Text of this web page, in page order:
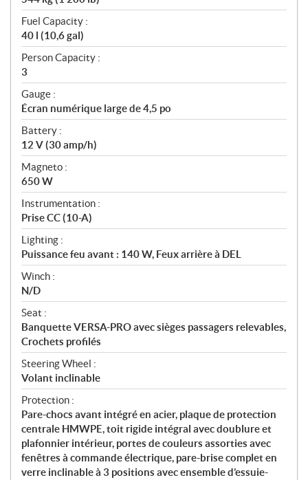
Fuel Capacity :
40 l (10,6 gal)
Person Capacity :
3
Gauge :
Écran numérique large de 4,5 po
Battery :
12 V (30 amp/h)
Magneto :
650 W
Instrumentation :
Prise CC (10-A)
Lighting :
Puissance feu avant : 140 W, Feux arrière à DEL
Winch :
N/D
Seat :
Banquette VERSA-PRO avec sièges passagers relevables,
Crochets profilés
Steering Wheel :
Volant inclinable
Protection :
Pare-chocs avant intégré en acier, plaque de protection
centrale HMWPE, toit rigide intégral avec doublure et
plafonnier intérieur, portes de couleurs assorties avec
fenêtres à commande électrique, pare-brise complet en
verre inclinable à 3 positions avec ensemble d’essuie-